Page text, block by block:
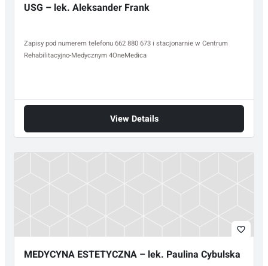
USG – lek. Aleksander Frank
Zapisy pod numerem telefonu 662 880 673 i stacjonarnie w Centrum
Rehabilitacyjno-Medycznym 4OneMedica
View Details
favorite_border
MEDYCYNA ESTETYCZNA – lek. Paulina Cybulska